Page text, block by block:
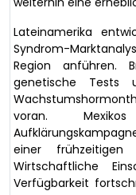
Lateinamerika
Syndrom-
Region anführen.
genetische Tests
voran.
einer frühzeitigen
Wirtschaftliche
Verfügbarkeit